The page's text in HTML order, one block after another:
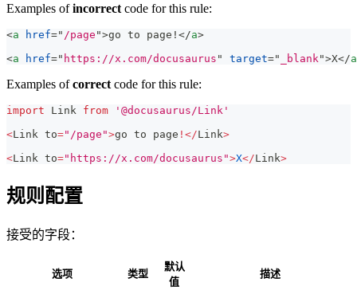
Examples ofincorrect code for this rule:
<a href=" /page ">go to page! </a>
<a href=" https://x.com/docusaurus " target=" _blank ">X</a
Examples ofcorrect code for this rule:
import Link from
'@docusaurus/Link'
<Link to="/page">go to page ! </Link>
<Link to="https://x.com/docusaurus">X</Link>
规则配置
接受的字段：
选项 类型
默认
值
描述